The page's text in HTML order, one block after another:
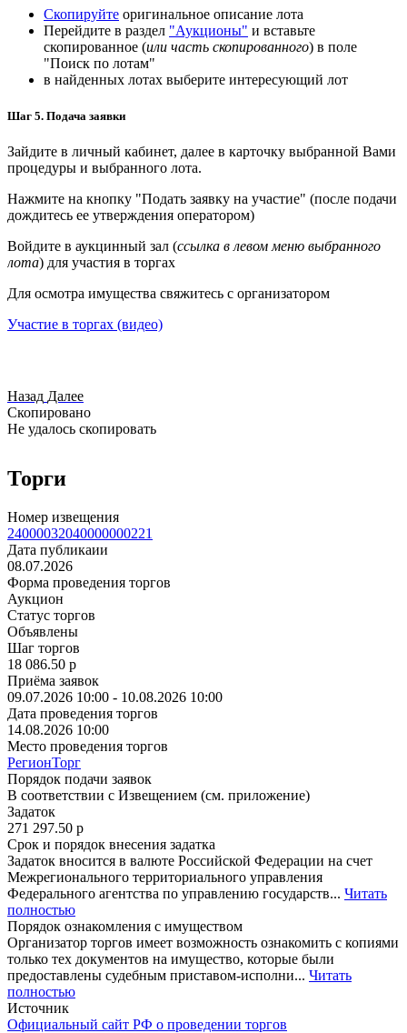
Скопируйте оригинальное описание лота
Перейдите в раздел "Аукционы" и вставьте
скопированное (или часть скопированного) в поле
"Поиск по лотам"
в найденных лотах выберите интересующий лот
Шаг 5. Подача заявки
Зайдите в личный кабинет, далее в карточку выбранной Вами
процедуры и выбранного лота.
Нажмите на кнопку "Подать заявку на участие" (после подачи
дождитесь ее утверждения оператором)
Войдите в аукцинный зал (ссылка в левом меню выбранного
лота) для участия в торгах
Для осмотра имущества свяжитесь с организатором
Участие в торгах (видео)
Назад Далее
Скопировано
Не удалось скопировать
Торги
Номер извещения
24000032040000000221
Дата публикаии
08.07.2026
Форма проведения торгов
Аукцион
Статус торгов
Объявлены
Шаг торгов
18 086.50 p
Приёма заявок
09.07.2026 10:00 - 10.08.2026 10:00
Дата проведения торгов
14.08.2026 10:00
Место проведения торгов
РегионТорг
Порядок подачи заявок
В соответствии с Извещением (см. приложение)
Задаток
271 297.50 p
Срок и порядок внесения задатка
Задаток вносится в валюте Российской Федерации на счет
Межрегионального территориального управления
Федерального агентства по управлению государств... Читать
полностью
Порядок ознакомления с имуществом
Организатор торгов имеет возможность ознакомить с копиями
только тех документов на имущество, которые были
предоставлены судебным приставом-исполни... Читать
полностью
Источник
Официальный сайт РФ о проведении торгов